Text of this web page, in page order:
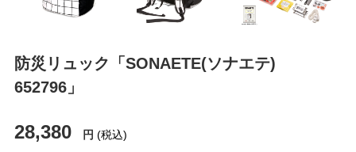
防災リュック「SONAETE(ソナエテ)
652796」
28,380 円 (税込)